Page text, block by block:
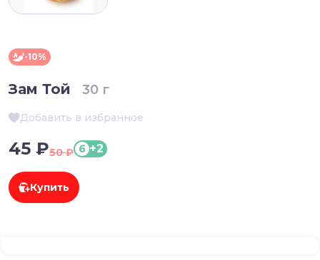
-10%
Зам Той 30 г
Добавить в избранное
45 ₽50 ₽ б +2
Купить